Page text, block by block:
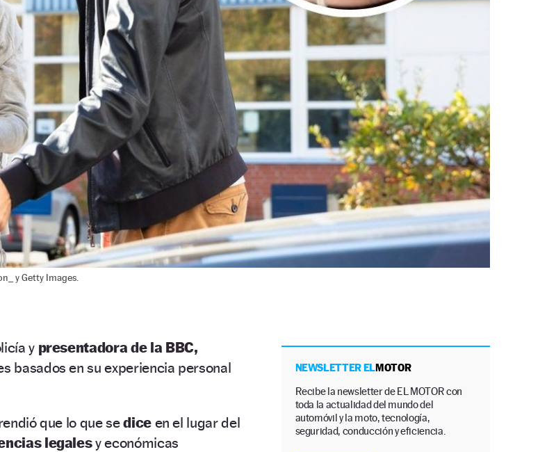
y Getty Images.
ypresentadora de la BBC,
basados en su experiencia personal
que lo que sedice en el lugar del
legalesy económicas
NEWSLETTER ELMOTOR
Recibe la newsletter de EL MOTOR con
toda la actualidad del mundo del
automóvil y la moto, tecnología,
seguridad, conducción y eficiencia.